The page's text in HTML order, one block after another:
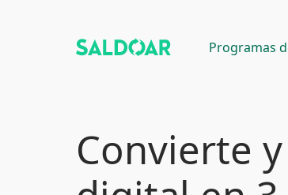
Programas
Convierte